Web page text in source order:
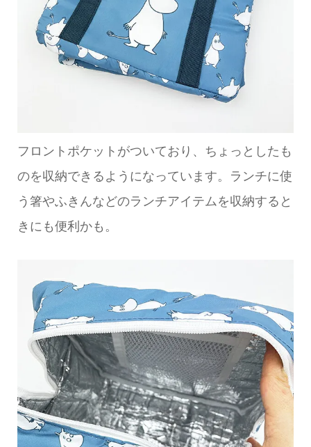
フロントポケットがついており、ちょっとしたも
のを収納できるようになっています。ランチに使
う箸やふきんなどのランチアイテムを収納すると
きにも便利かも。